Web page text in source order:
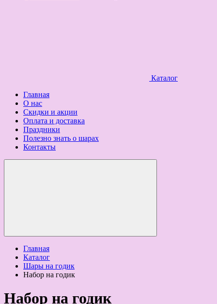
Каталог
Главная
О нас
Скидки и акции
Оплата и доставка
Праздники
Полезно знать о шарах
Контакты
Главная
Каталог
Шары на годик
Набор на годик
Набор на годик